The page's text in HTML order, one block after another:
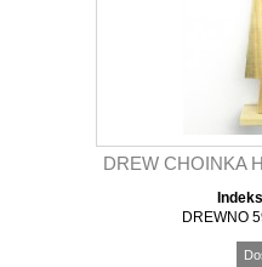
DREW CHOINKA
DREWNO